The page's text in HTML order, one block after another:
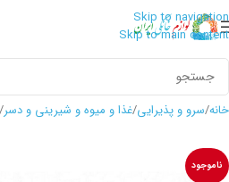
Skip to navigation
Skip to main content
خانه سرو و پذیرایی غذا و میوه و شیرینی و دسر
ناموجود